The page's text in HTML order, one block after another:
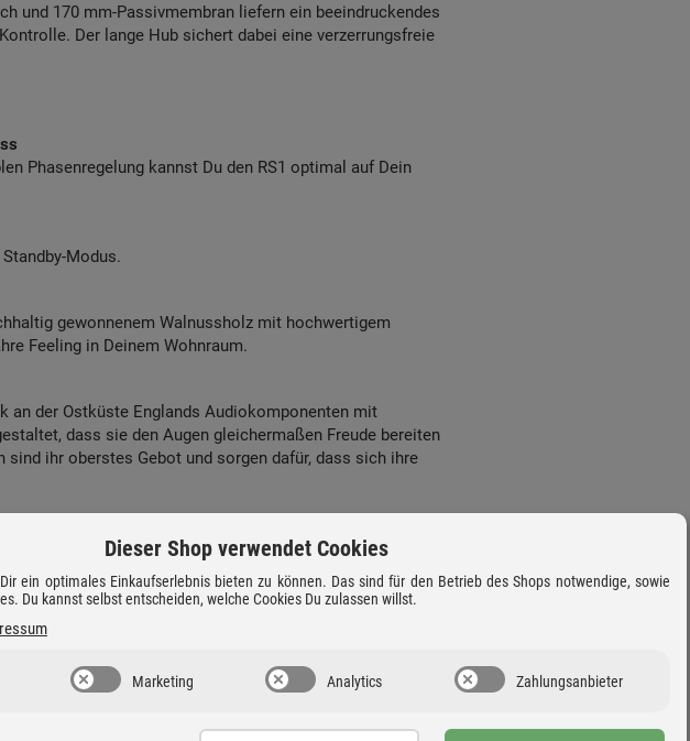
und 170 mm-Passivmembran liefern ein beeindruckendes
Der lange Hub sichert dabei eine verzerrungsfreie
Phasenregelung kannst Du den RS1 optimal auf Dein
Modus.
gewonnenem Walnussholz mit hochwertigem
Feeling in Deinem Wohnraum.
an der Ostküste Englands Audiokomponenten mit
dass sie den Augen gleichermaßen Freude bereiten
ihr oberstes Gebot und sorgen dafür, dass sich ihre
Dieser Shop verwendet Cookies
ein optimales Einkaufserlebnis bieten zu können. Das sind für den Betrieb des Shops notwendige, sowie
Du kannst selbst entscheiden, welche Cookies Du zulassen willst.
Marketing Analytics Zahlungsanbieter